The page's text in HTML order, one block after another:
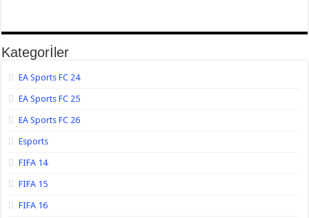
Kategorİler
EA Sports FC 24
EA Sports FC 25
EA Sports FC 26
Esports
FIFA 14
FIFA 15
FIFA 16